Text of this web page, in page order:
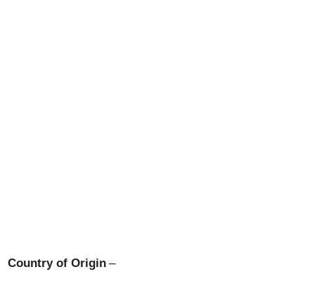
Country of Origin –